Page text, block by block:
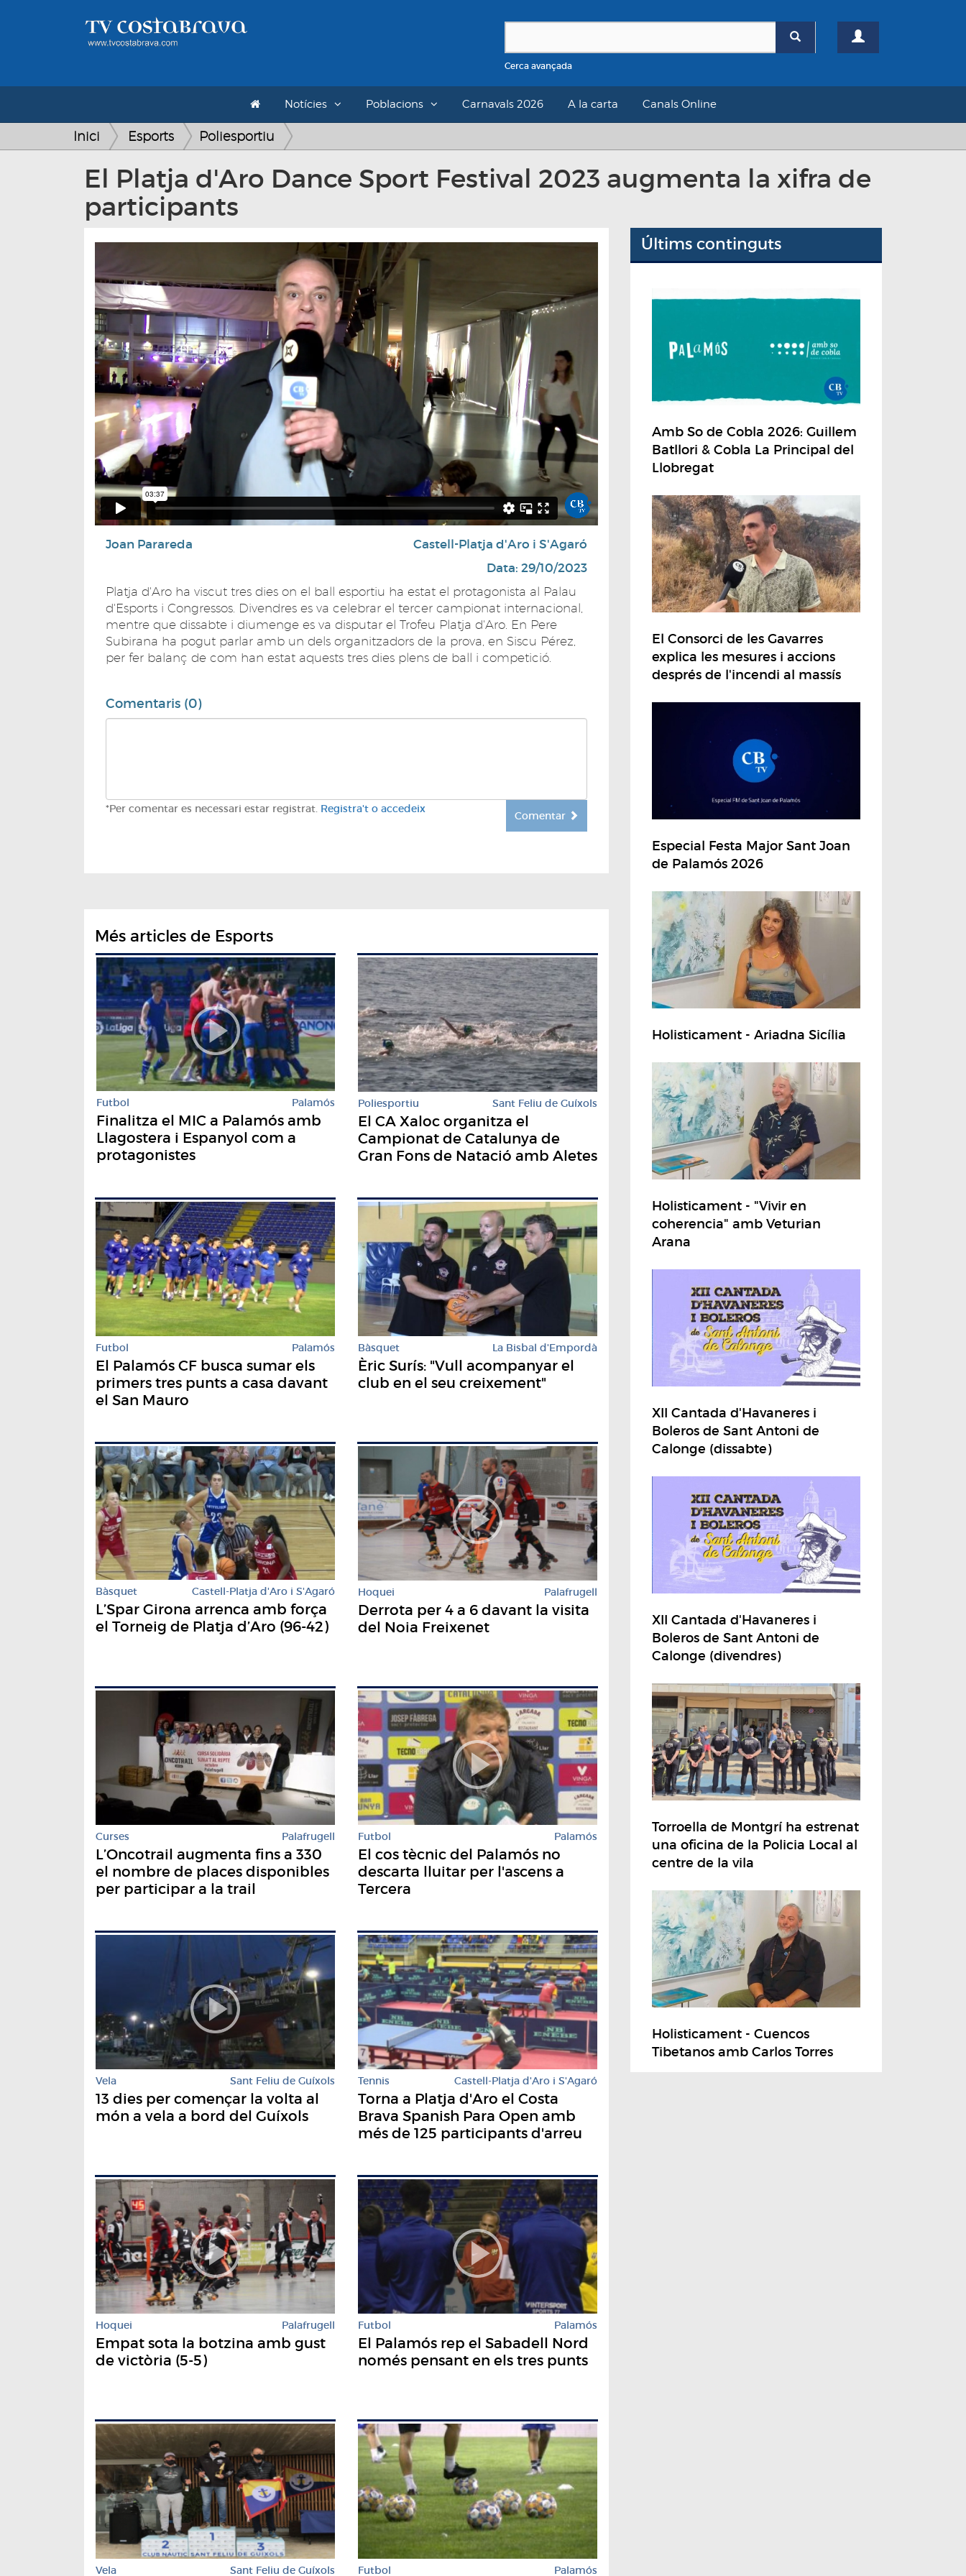
Cerca avançada
Notícies Poblacions Carnavals 2026 A la carta Canals Online
Inici Esports Poliesportiu
El Platja d'Aro Dance Sport Festival 2023 augmenta la xifra de
participants
Joan Parareda
Castell-Platja d'Aro i S'Agaró
Data: 29/10/2023
Platja d'Aro ha viscut tres dies on el ball esportiu ha estat el protagonista al Palau
d'Esports i Congressos. Divendres es va celebrar el tercer campionat internacional,
mentre que dissabte i diumenge es va disputar el Trofeu Platja d'Aro. En Pere
Subirana ha pogut parlar amb un dels organitzadors de la prova, en Siscu Pérez,
per fer balanç de com han estat aquests tres dies plens de ball i competició.
Comentaris (0)
*Per comentar es necessari estar registrat. Registra't o accedeix
Comentar
Més articles de Esports
Futbol Palamós
Finalitza el MIC a Palamós amb
Llagostera i Espanyol com a
protagonistes
Poliesportiu Sant Feliu de Guíxols
El CA Xaloc organitza el
Campionat de Catalunya de
Gran Fons de Natació amb Aletes
Futbol Palamós
El Palamós CF busca sumar els
primers tres punts a casa davant
el San Mauro
Bàsquet La Bisbal d'Empordà
Èric Surís: "Vull acompanyar el
club en el seu creixement"
Bàsquet Castell-Platja d'Aro i S'Agaró
L’Spar Girona arrenca amb força
el Torneig de Platja d’Aro (96-42)
Hoquei Palafrugell
Derrota per 4 a 6 davant la visita
del Noia Freixenet
Curses Palafrugell
L’Oncotrail augmenta fins a 330
el nombre de places disponibles
per participar a la trail
Futbol Palamós
El cos tècnic del Palamós no
descarta lluitar per l'ascens a
Tercera
Vela Sant Feliu de Guíxols
13 dies per començar la volta al
món a vela a bord del Guíxols
Tennis Castell-Platja d'Aro i S'Agaró
Torna a Platja d'Aro el Costa
Brava Spanish Para Open amb
més de 125 participants d'arreu
Hoquei Palafrugell
Empat sota la botzina amb gust
de victòria (5-5)
Futbol Palamós
El Palamós rep el Sabadell Nord
només pensant en els tres punts
Vela Sant Feliu de Guíxols Futbol Palamós
Últims continguts
Amb So de Cobla 2026: Guillem
Batllori & Cobla La Principal del
Llobregat
El Consorci de les Gavarres
explica les mesures i accions
després de l'incendi al massís
Especial Festa Major Sant Joan
de Palamós 2026
Holisticament - Ariadna Sicília
Holisticament - "Vivir en
coherencia" amb Veturian
Arana
XII Cantada d'Havaneres i
Boleros de Sant Antoni de
Calonge (dissabte)
XII Cantada d'Havaneres i
Boleros de Sant Antoni de
Calonge (divendres)
Torroella de Montgrí ha estrenat
una oficina de la Policia Local al
centre de la vila
Holisticament - Cuencos
Tibetanos amb Carlos Torres